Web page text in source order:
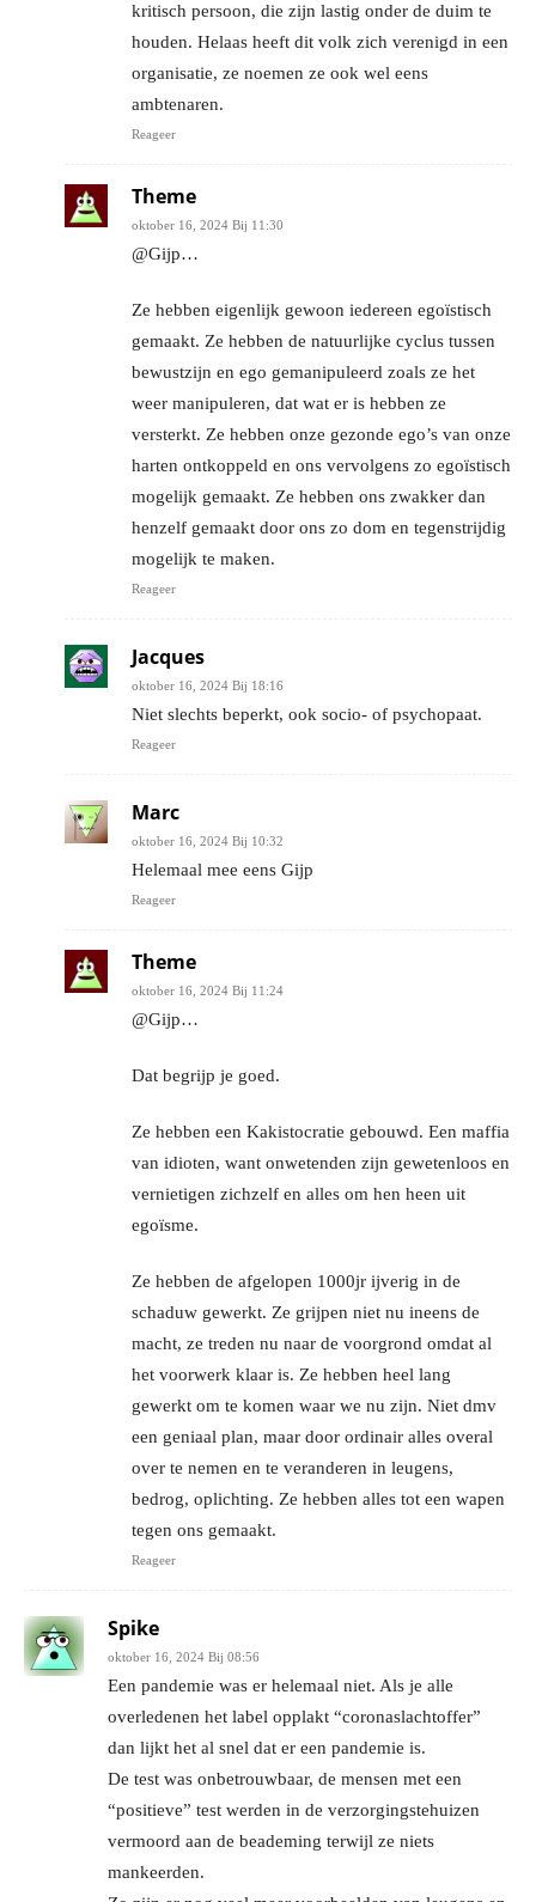
kritisch persoon, die zijn lastig onder de duim te
houden. Helaas heeft dit volk zich verenigd in een
organisatie, ze noemen ze ook wel eens
ambtenaren.
Reageer
Theme
oktober 16, 2024 Bij 11:30
@Gijp…
Ze hebben eigenlijk gewoon iedereen egoïstisch
gemaakt. Ze hebben de natuurlijke cyclus tussen
bewustzijn en ego gemanipuleerd zoals ze het
weer manipuleren, dat wat er is hebben ze
versterkt. Ze hebben onze gezonde ego’s van onze
harten ontkoppeld en ons vervolgens zo egoïstisch
mogelijk gemaakt. Ze hebben ons zwakker dan
henzelf gemaakt door ons zo dom en tegenstrijdig
mogelijk te maken.
Reageer
Jacques
oktober 16, 2024 Bij 18:16
Niet slechts beperkt, ook socio- of psychopaat.
Reageer
Marc
oktober 16, 2024 Bij 10:32
Helemaal mee eens Gijp
Reageer
Theme
oktober 16, 2024 Bij 11:24
@Gijp…
Dat begrijp je goed.
Ze hebben een Kakistocratie gebouwd. Een maffia
van idioten, want onwetenden zijn gewetenloos en
vernietigen zichzelf en alles om hen heen uit
egoïsme.
Ze hebben de afgelopen 1000jr ijverig in de
schaduw gewerkt. Ze grijpen niet nu ineens de
macht, ze treden nu naar de voorgrond omdat al
het voorwerk klaar is. Ze hebben heel lang
gewerkt om te komen waar we nu zijn. Niet dmv
een geniaal plan, maar door ordinair alles overal
over te nemen en te veranderen in leugens,
bedrog, oplichting. Ze hebben alles tot een wapen
tegen ons gemaakt.
Reageer
Spike
oktober 16, 2024 Bij 08:56
Een pandemie was er helemaal niet. Als je alle
overledenen het label opplakt “coronaslachtoffer”
dan lijkt het al snel dat er een pandemie is.
De test was onbetrouwbaar, de mensen met een
“positieve” test werden in de verzorgingstehuizen
vermoord aan de beademing terwijl ze niets
mankeerden.